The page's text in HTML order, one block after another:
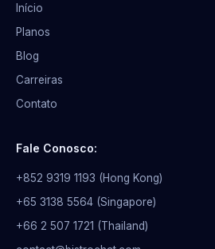
Início
Planos
Blog
Carreiras
Contato
Fale Conosco:
+852 9319 1193 (Hong Kong)
+65 3138 5564 (Singapore)
+66 2 507 1721 (Thailand)